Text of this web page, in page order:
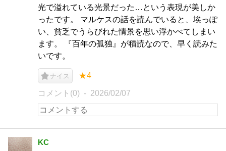
光で溢れている光景だった…という表現が美しか
ったです。 マルケスの話を読んでいると、埃っぽ
い、貧乏でうらびれた情景を思い浮かべてしまい
ます。 『百年の孤独』が積読なので、早く読みた
いです。
ナイス ★4
コメント(0) 2026/02/07
KC